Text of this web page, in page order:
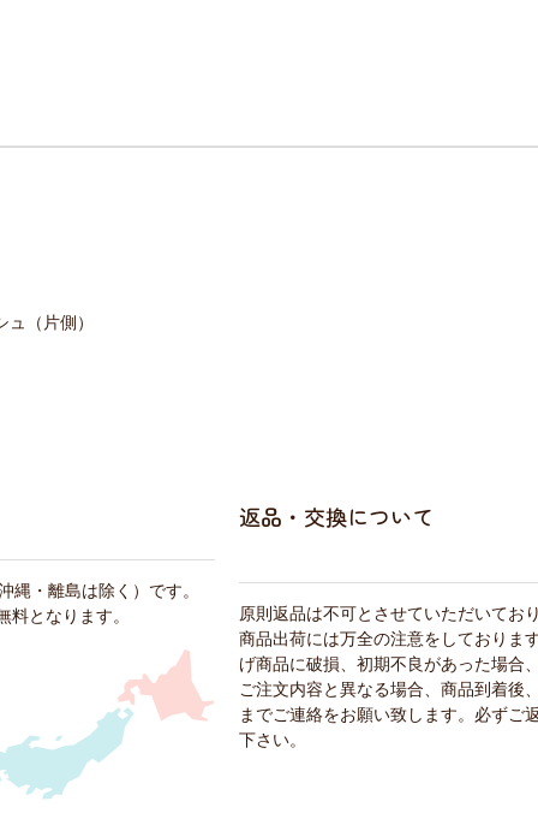
（片側）
縄・離島は除く）です。
となります。
返品・交換について
原則返品は不可とさせていただいてお
商品出荷には万全の注意をしておりま
げ商品に破損、初期不良があった場合
ご注文内容と異なる場合、商品到着後
までご連絡をお願い致します。必ずご
下さい。